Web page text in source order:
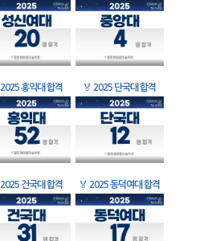
2025 홍익대 합격 🏅 2025 단국대 합격
2025 건국대 합격 🏅 2025 동덕여대 합격